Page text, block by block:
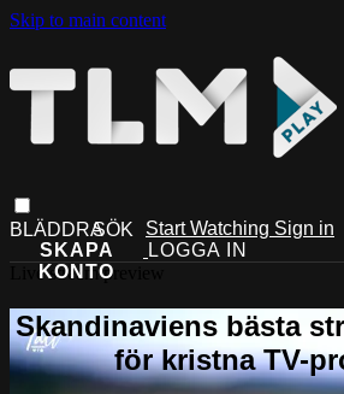
Skip to main content
Start Watching Sign in
Live stream preview